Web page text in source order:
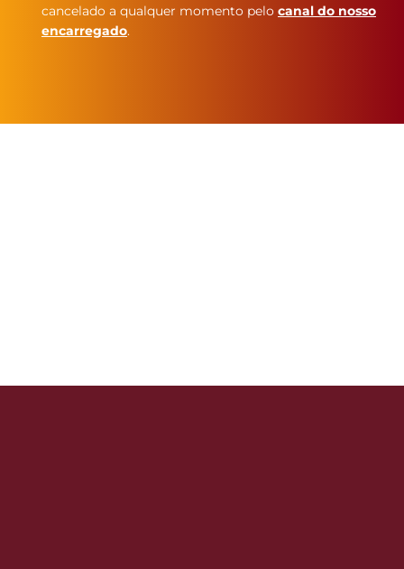
cancelado a qualquer momento pelo canal do nosso
encarregado.